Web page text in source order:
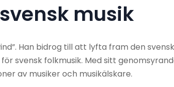
musik
Han bidrog till att lyfta fram den
svensk folkmusik. Med sitt
av musiker och musikälskare.